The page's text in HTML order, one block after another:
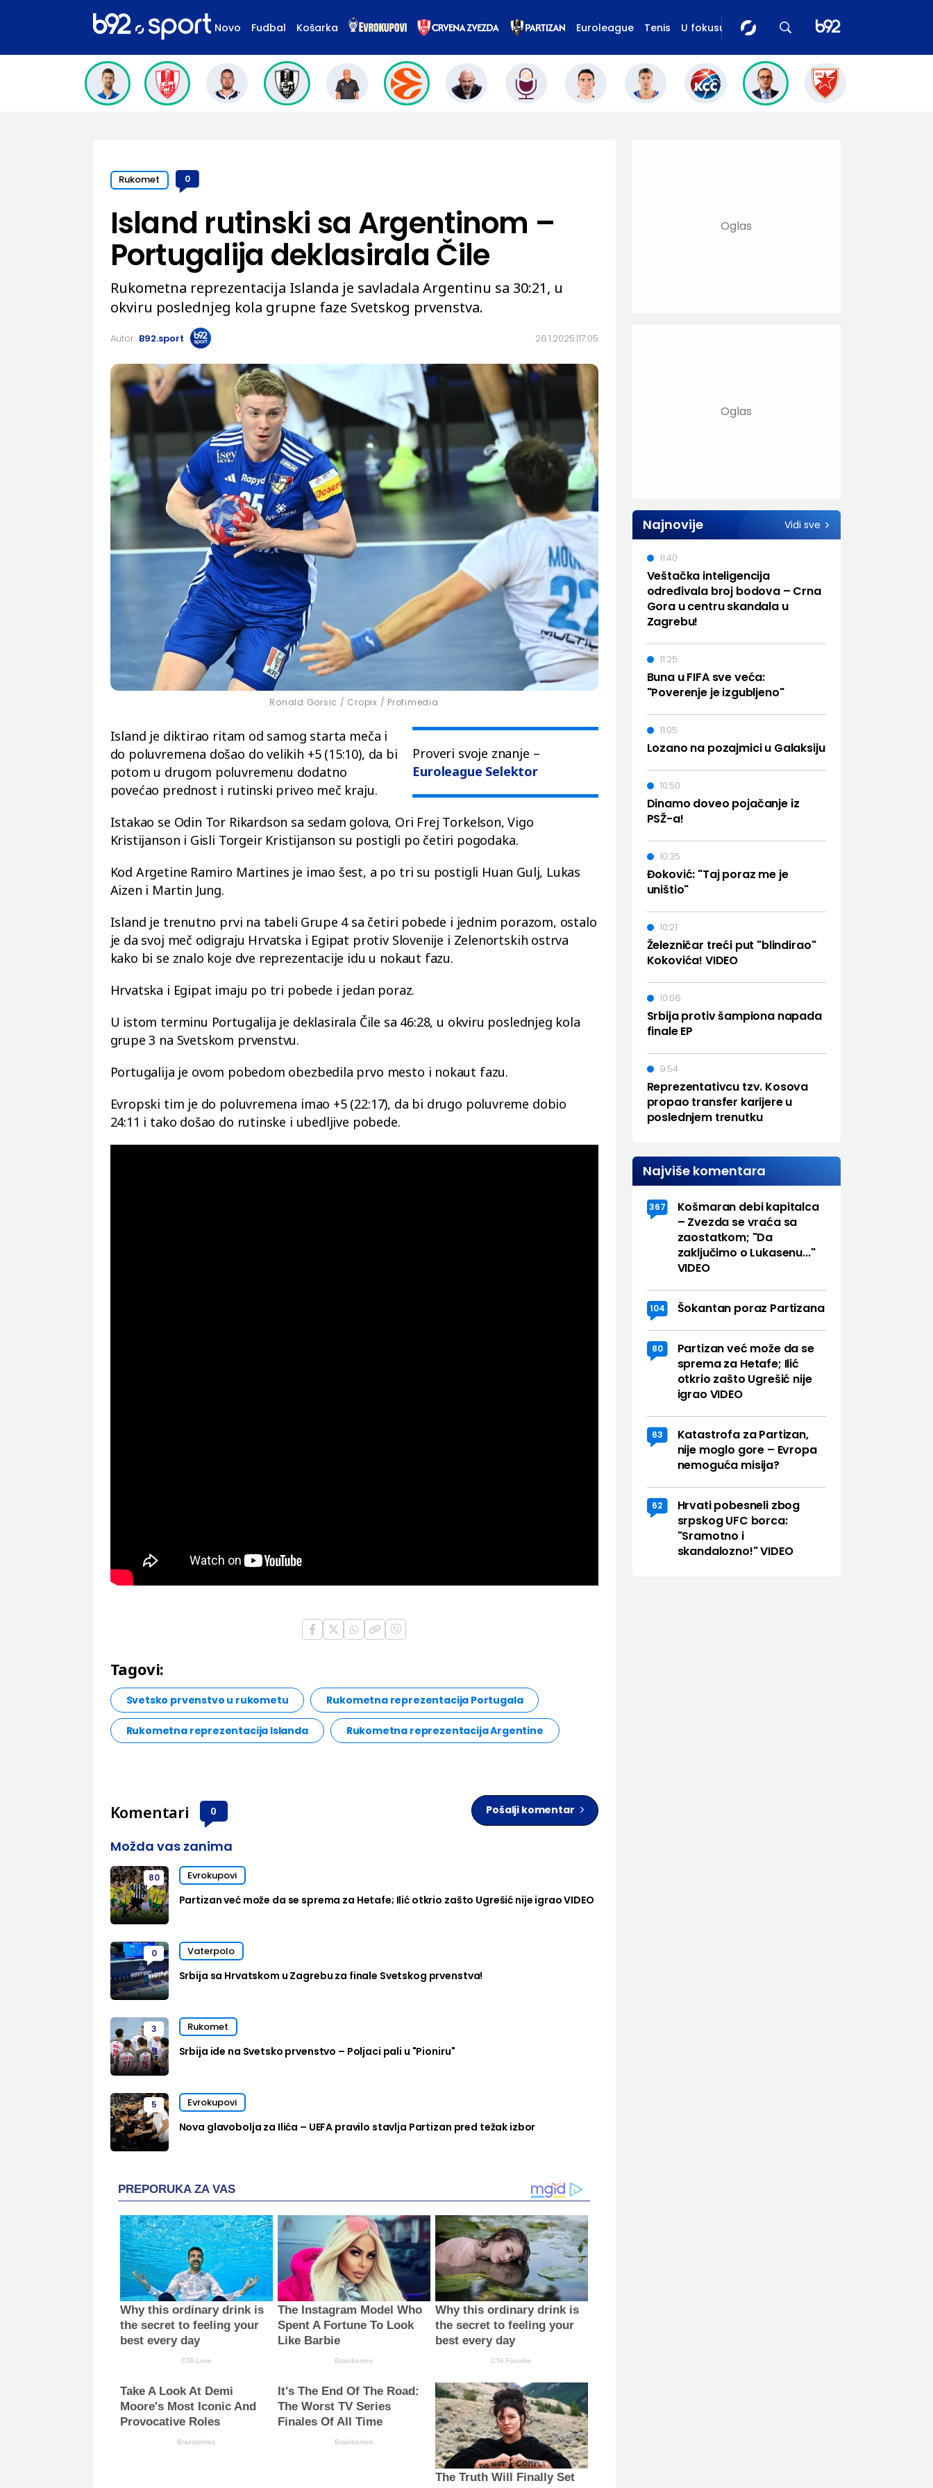
Novo Fudbal Košarka Euroleague Tenis U fokusu
Rukomet 0
26.1.2025. 17:05
Island rutinski sa Argentinom –
Portugalija deklasirala Čile
Rukometna reprezentacija Islanda je savladala Argentinu sa 30:21, u
okviru poslednjeg kola grupne faze Svetskog prvenstva.
Autor: B92.sport
Ronald Gorsic / Cropix / Profimedia
Proveri svoje znanje –
Euroleague Selektor
Island je diktirao ritam od samog starta meča i
do poluvremena došao do velikih +5 (15:10), da bi
potom u drugom poluvremenu dodatno
povećao prednost i rutinski priveo meč kraju.
Istakao se Odin Tor Rikardson sa sedam golova, Ori Frej Torkelson, Vigo
Kristijanson i Gisli Torgeir Kristijanson su postigli po četiri pogodaka.
Kod Argetine Ramiro Martines je imao šest, a po tri su postigli Huan Gulj, Lukas
Aizen i Martin Jung.
Island je trenutno prvi na tabeli Grupe 4 sa četiri pobede i jednim porazom, ostalo
je da svoj meč odigraju Hrvatska i Egipat protiv Slovenije i Zelenortskih ostrva
kako bi se znalo koje dve reprezentacije idu u nokaut fazu.
Hrvatska i Egipat imaju po tri pobede i jedan poraz.
U istom terminu Portugalija je deklasirala Čile sa 46:28, u okviru poslednjeg kola
grupe 3 na Svetskom prvenstvu.
Portugalija je ovom pobedom obezbedila prvo mesto i nokaut fazu.
Evropski tim je do poluvremena imao +5 (22:17), da bi drugo poluvreme dobio
24:11 i tako došao do rutinske i ubedljive pobede.
Tagovi:
Svetsko prvenstvo u rukometu Rukometna reprezentacija Portugala
Rukometna reprezentacija Islanda Rukometna reprezentacija Argentine
Komentari 0 Pošalji komentar
Možda vas zanima
80 Evrokupovi
Partizan već može da se sprema za Hetafe; Ilić otkrio zašto Ugrešić nije igrao VIDEO
0 Vaterpolo
Srbija sa Hrvatskom u Zagrebu za finale Svetskog prvenstva!
3 Rukomet
Srbija ide na Svetsko prvenstvo – Poljaci pali u "Pioniru"
5 Evrokupovi
Nova glavobolja za Ilića – UEFA pravilo stavlja Partizan pred težak izbor
PREPORUKA ZA VAS
Why this ordinary drink is
the secret to feeling your
best every day
CTA Love
The Instagram Model Who
Spent A Fortune To Look
Like Barbie
Brainberries
Why this ordinary drink is
the secret to feeling your
best every day
CTA Favorite
Take A Look At Demi
Moore's Most Iconic And
Provocative Roles
Brainberries
It's The End Of The Road:
The Worst TV Series
Finales Of All Time
Brainberries
The Truth Will Finally Set
Najnovije Vidi sve
Veštačka inteligencija
određivala broj bodova – Crna
Gora u centru skandala u
Zagrebu!
11:40
Buna u FIFA sve veća:
"Poverenje je izgubljeno"
11:25
Lozano na pozajmici u Galaksiju
11:05
Dinamo doveo pojačanje iz
PSŽ-a!
10:50
Đoković: "Taj poraz me je
uništio"
10:35
Železničar treći put "blindirao"
Kokovića! VIDEO
10:21
Srbija protiv šampiona napada
finale EP
10:06
Reprezentativcu tzv. Kosova
propao transfer karijere u
poslednjem trenutku
9:54
Najviše komentara
367
Košmaran debi kapitalca
– Zvezda se vraća sa
zaostatkom; "Da
zaključimo o Lukasenu..."
VIDEO
104 Šokantan poraz Partizana
80
Partizan već može da se
sprema za Hetafe; Ilić
otkrio zašto Ugrešić nije
igrao VIDEO
63
Katastrofa za Partizan,
nije moglo gore – Evropa
nemoguća misija?
62
Hrvati pobesneli zbog
srpskog UFC borca:
"Sramotno i
skandalozno!" VIDEO